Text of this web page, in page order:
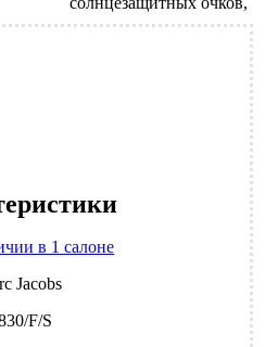
в 1 салоне
Jacobs
F/S